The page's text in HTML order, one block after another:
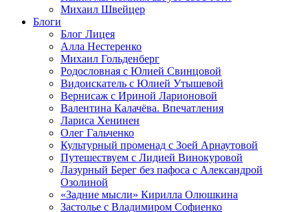
Михаил Швейцер
Блоги
Блог Лицея
Алла Нестеренко
Михаил Гольденберг
Родословная с Юлией Свинцовой
Видоискатель с Юлией Утышевой
Вернисаж с Ириной Ларионовой
Валентина Калачёва. Впечатления
Лариса Хенинен
Олег Гальченко
Культурный променад с Зоей Арнаутовой
Путешествуем с Лидией Винокуровой
Лазурный Берег без пафоса с Александрой
Озолиной
«Задние мысли» Кирилла Олюшкина
Застолье с Владимиром Софиенко